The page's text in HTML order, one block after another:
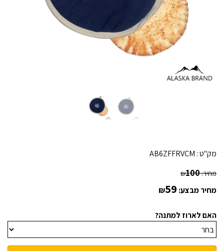
מק"ט : AB6ZFFRVCM
מחיר: ₪100
מחיר מבצע: ₪59
האם לארוז למתנה?